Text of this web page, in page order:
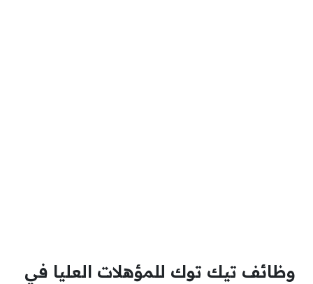
وظائف تيك توك للمؤهلات العليا في